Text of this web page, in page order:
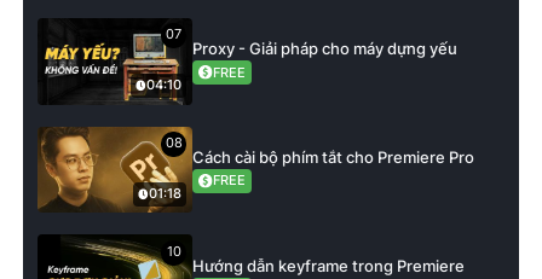
07
04:10
Proxy - Giải pháp cho máy dựng yếu
FREE
08
01:18
Cách cài bộ phím tắt cho Premiere Pro
FREE
10
Hướng dẫn keyframe trong Premiere